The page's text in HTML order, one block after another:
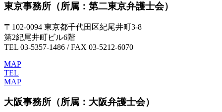
東京事務所 （所属：第二東京弁護士会）
〒102-0094 東京都千代田区紀尾井町3-8
第2紀尾井町ビル6階
TEL 03-5357-1486 / FAX 03-5212-6070
MAP
TEL
MAP
大阪事務所 （所属：大阪弁護士会）